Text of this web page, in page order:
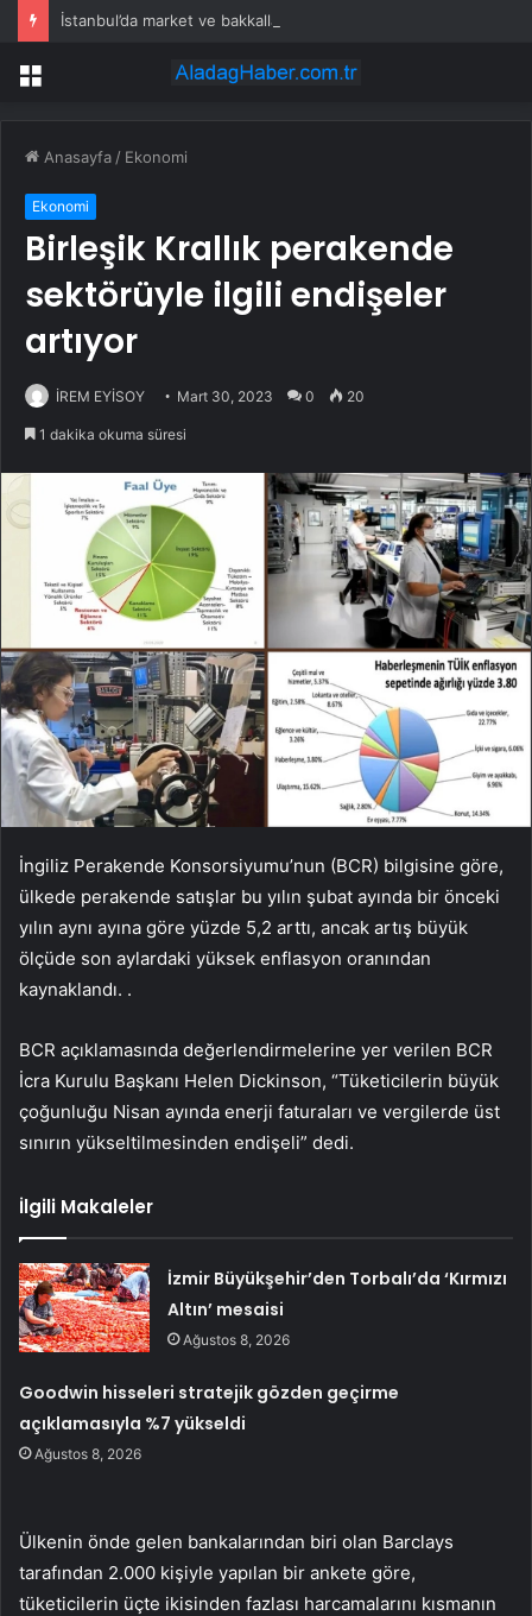
Menü
Anasayfa / Ekonomi
Ekonomi
Birleşik Krallık perakende
sektörüyle ilgili endişeler
artıyor
İREM EYİSOY Mart 30, 2023 0 20
1 dakika okuma süresi
İngiliz Perakende Konsorsiyumu’nun (BCR) bilgisine göre,
ülkede perakende satışlar bu yılın şubat ayında bir önceki
yılın aynı ayına göre yüzde 5,2 arttı, ancak artış büyük
ölçüde son aylardaki yüksek enflasyon oranından
kaynaklandı. .
BCR açıklamasında değerlendirmelerine yer verilen BCR
İcra Kurulu Başkanı Helen Dickinson, “Tüketicilerin büyük
çoğunluğu Nisan ayında enerji faturaları ve vergilerde üst
sınırın yükseltilmesinden endişeli” dedi.
İlgili Makaleler
İzmir Büyükşehir’den Torbalı’da ‘Kırmızı
Altın’ mesaisi
Ağustos 8, 2026
Goodwin hisseleri stratejik gözden geçirme
açıklamasıyla %7 yükseldi
Ağustos 8, 2026
Ülkenin önde gelen bankalarından biri olan Barclays
tarafından 2.000 kişiyle yapılan bir ankete göre,
tüketicilerin üçte ikisinden fazlası harcamalarını kısmanın